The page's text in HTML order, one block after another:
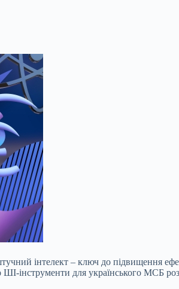
інтелект – ключ до підвищення
інструменти для українського МСБ